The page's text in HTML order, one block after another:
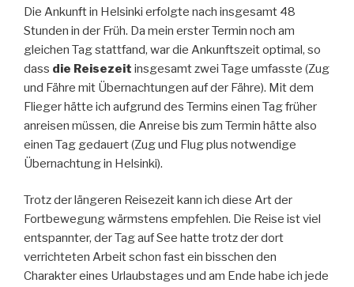
Die Ankunft in Helsinki erfolgte nach insgesamt 48
Stunden in der Früh. Da mein erster Termin noch am
gleichen Tag stattfand, war die Ankunftszeit optimal, so
dass die Reisezeit insgesamt zwei Tage umfasste (Zug
und Fähre mit Übernachtungen auf der Fähre). Mit dem
Flieger hätte ich aufgrund des Termins einen Tag früher
anreisen müssen, die Anreise bis zum Termin hätte also
einen Tag gedauert (Zug und Flug plus notwendige
Übernachtung in Helsinki).
Trotz der längeren Reisezeit kann ich diese Art der
Fortbewegung wärmstens empfehlen. Die Reise ist viel
entspannter, der Tag auf See hatte trotz der dort
verrichteten Arbeit schon fast ein bisschen den
Charakter eines Urlaubstages und am Ende habe ich jede